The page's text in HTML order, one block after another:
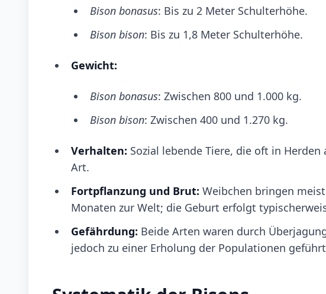
Bison bonasus: Bis zu 2 Meter Schulterhöhe.
Bison bison: Bis zu 1,8 Meter Schulterhöhe.
Gewicht:
Bison bonasus: Zwischen 800 und 1.000 kg.
Bison bison: Zwischen 400 und 1.270 kg.
Verhalten: Sozial lebende Tiere, die oft in
Art.
Fortpflanzung und Brut: Weibchen bringen
Monaten zur Welt; die Geburt erfolgt
Gefährdung: Beide Arten waren durch
jedoch zu einer Erholung der Populationen